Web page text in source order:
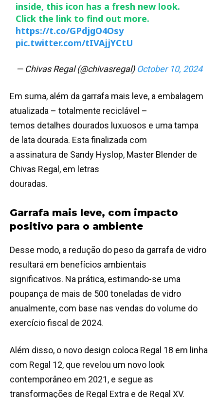
inside, this icon has a fresh new look.
Click the link to find out more.
https://t.co/GPdjgO4Osy
pic.twitter.com/tIVAjjYCtU
— Chivas Regal (@chivasregal) October 10, 2024
Em suma, além da garrafa mais leve, a embalagem
atualizada – totalmente reciclável –
temos detalhes dourados luxuosos e uma tampa
de lata dourada. Esta finalizada com
a assinatura de Sandy Hyslop, Master Blender de
Chivas Regal, em letras
douradas.
Garrafa mais leve, com impacto
positivo para o ambiente
Desse modo, a redução do peso da garrafa de vidro
resultará em benefícios ambientais
significativos. Na prática, estimando-se uma
poupança de mais de 500 toneladas de vidro
anualmente, com base nas vendas do volume do
exercício fiscal de 2024.
Além disso, o novo design coloca Regal 18 em linha
com Regal 12, que revelou um novo look
contemporâneo em 2021, e segue as
transformações de Regal Extra e de Regal XV.